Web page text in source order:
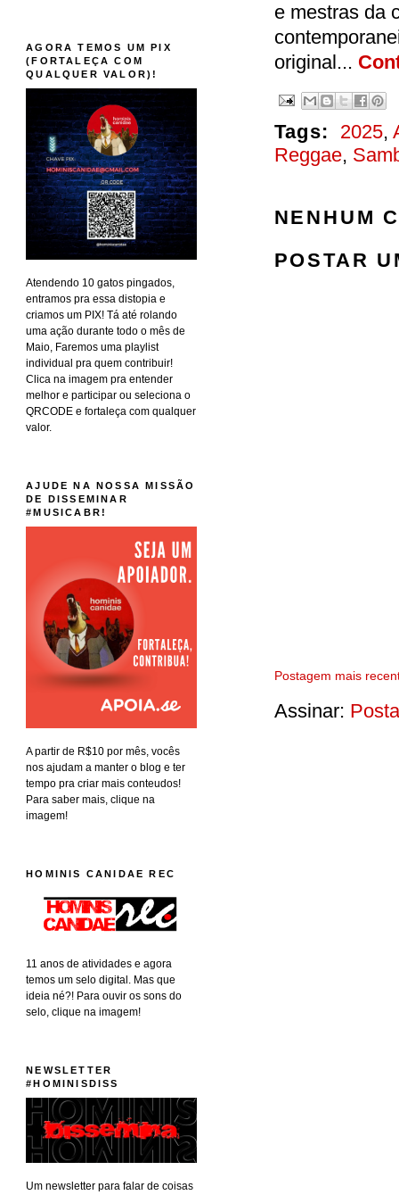
e mestras da
original...
Tags: 2025,
Reggae,
NENHUM
POSTAR
Postagem mais
Assinar:
AGORA TEMOS UM PIX
(FORTALEÇA COM
QUALQUER VALOR)!
Atendendo 10 gatos pingados,
entramos pra essa distopia e
criamos um PIX! Tá até rolando
uma ação durante todo o mês de
Maio, Faremos uma playlist
individual pra quem contribuir!
Clica na imagem pra entender
melhor e participar ou seleciona o
QRCODE e fortaleça com qualquer
valor.
AJUDE NA NOSSA MISSÃO
DE DISSEMINAR
#MUSICABR!
A partir de R$10 por mês, vocês
nos ajudam a manter o blog e ter
tempo pra criar mais conteudos!
Para saber mais, clique na
imagem!
HOMINIS CANIDAE REC
11 anos de atividades e agora
temos um selo digital. Mas que
ideia né?! Para ouvir os sons do
selo, clique na imagem!
NEWSLETTER
#HOMINISDISS
Um newsletter para falar de coisas